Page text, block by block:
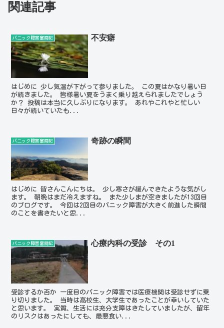
関連記事
パニック障害奮闘記 不安癖
はじめに 少し気温が下がって参りました。 この夏はかなり暑い日
が続きました。 皆様暑い夏をうまく乗り越えられましたでしょう
か？ 投稿は本当に久しぶりになります。 あれやこれやと忙しい
日々が続いていたも...
パニック障害奮闘記 奇跡の瞬間
はじめに 皆さんこんにちは。 少し寒さが緩んできたような気がし
ます。 朝晩はまだ冷えますね。 また少しまが空きましたが13回目
のブログです。 今回は2回目のパニック障害が大きく前進した瞬間
のことを書きたいと思...
パニック障害奮闘記 心療内科の受診 その1
受診するか否か 一度目のパニック障害では医療機関は受診せずに乗
り切りました。 当時は高校生、大学生であったことが幸いしていた
と思います。 実質、生活には充分支障はきたしていましたが、留年
のリスクはあったにしても、最悪食い...